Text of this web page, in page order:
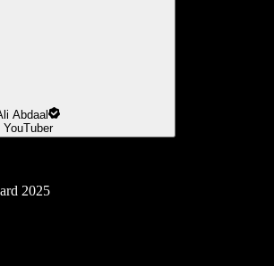
Abdaal
YouTuber
2025